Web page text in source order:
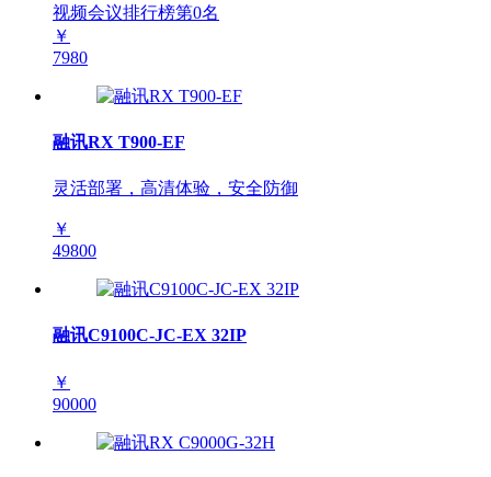
视频会议排行榜第0名
￥
7980
融讯RX T900-EF
灵活部署，高清体验，安全防御
￥
49800
融讯C9100C-JC-EX 32IP
￥
90000